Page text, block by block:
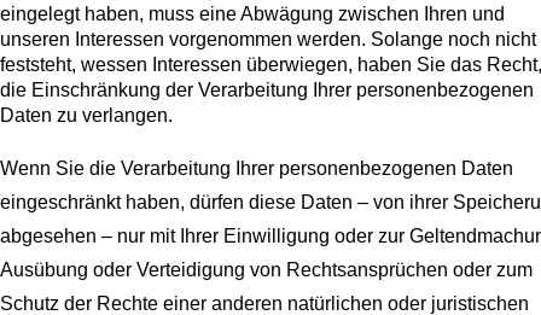
eingelegt haben, muss eine Abwägung zwischen Ihren und
unseren Interessen vorgenommen werden. Solange noch nicht
feststeht, wessen Interessen überwiegen, haben Sie das Recht,
die Einschränkung der Verarbeitung Ihrer personenbezogenen
Daten zu verlangen.
Wenn Sie die Verarbeitung Ihrer personenbezogenen Daten
eingeschränkt haben, dürfen diese Daten – von ihrer
abgesehen – nur mit Ihrer Einwilligung oder zur
Ausübung oder Verteidigung von Rechtsansprüchen oder zum
Schutz der Rechte einer anderen natürlichen oder juristischen